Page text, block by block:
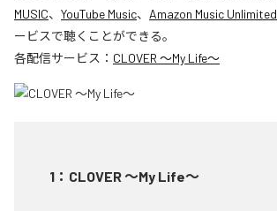
MUSIC、 YouTube Music、 Amazon Music Unlimited
ービスで聴くことができる。
各配信サービス： CLOVER ～My Life～
1 ： CLOVER ～My Life～